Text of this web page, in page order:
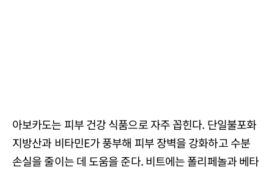
아보카도는 피부 건강 식품으로 자주 꼽힌다. 단일불포화
지방산과 비타민E가 풍부해 피부 장벽을 강화하고 수분
손실을 줄이는 데 도움을 준다. 비트에는 폴리페놀과 베타